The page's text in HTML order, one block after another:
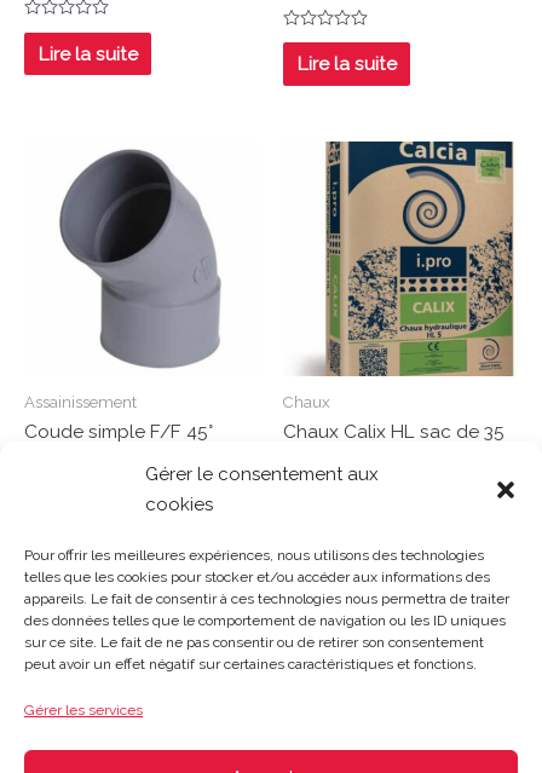
Gérer le consentement aux
cookies
Pour offrir les meilleures expériences, nous utilisons des technologies
telles que les cookies pour stocker et/ou accéder aux informations des
appareils. Le fait de consentir à ces technologies nous permettra de traiter
des données telles que le comportement de navigation ou les ID uniques
sur ce site. Le fait de ne pas consentir ou de retirer son consentement
peut avoir un effet négatif sur certaines caractéristiques et fonctions.
Gérer les services
Note
sur
5
Lire la suite
Note
sur
5
Lire la suite
Assainissement
Coude simple F/F 45°
5
Chaux
Chaux Calix HL sac de 35
5
Gosset Matériaux 2023 © Tous droits réservés |Mentions